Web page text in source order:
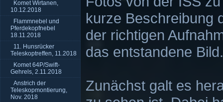
Komet Wirtanen,
10.12.2018
Flammnebel und
Pferdekopfnebel
18.11.2018
11. Hunsrücker
Teleskoptreffen, 11.2018
Komet 64P/Swift-
Gehrels, 2.11.2018
Anstrich der
Teleskopmontierung,
Nov. 2018
kurze Beschreibung
der richtigen
das entstandene Bild.
Zunächst galt es